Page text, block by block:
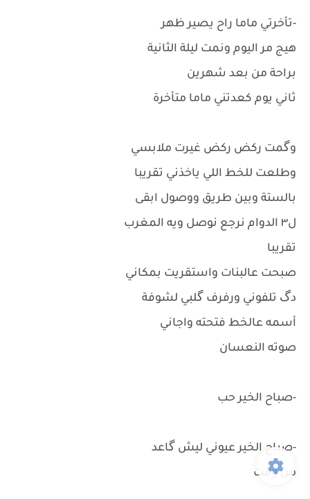
-تأخرتي ماما راح يصير ظهر
هيج مر اليوم ونمت ليلة الثانية
براحة من بعد شهرين
ثاني يوم كعدتني ماما متأخرة
وگمت ركض ركض غيرت ملابسي
وطلعت للخط اللي ياخذني تقريبا
بالستة وبين طريق ووصول ابقى
ل٣ الدوام نرجع نوصل ويه المغرب
تقريبا
صبحت عالبنات واستقريت بمكاني
دگ تلفوني ورفرف گلبي لشوفة
أسمه عالخط فتحته واجاني
صوته النعسان
-صباح الخير حب
-صباح الخير عيوني ليش گاعد
من وقت